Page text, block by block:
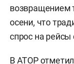
возвращением
осени, что
спрос на рейсы
В АТОР